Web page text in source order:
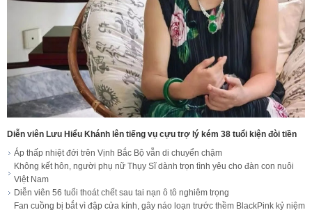
Diễn viên Lưu Hiểu Khánh lên tiếng vụ cựu trợ lý kém 38 tuổi kiện đòi tiền
Áp thấp nhiệt đới trên Vịnh Bắc Bộ vẫn di chuyển chậm
Không kết hôn, người phụ nữ Thụy Sĩ dành trọn tình yêu cho đàn con nuôi
Việt Nam
Diễn viên 56 tuổi thoát chết sau tai nạn ô tô nghiêm trọng
Fan cuồng bị bắt vì đập cửa kính, gây náo loạn trước thềm BlackPink kỷ niệm